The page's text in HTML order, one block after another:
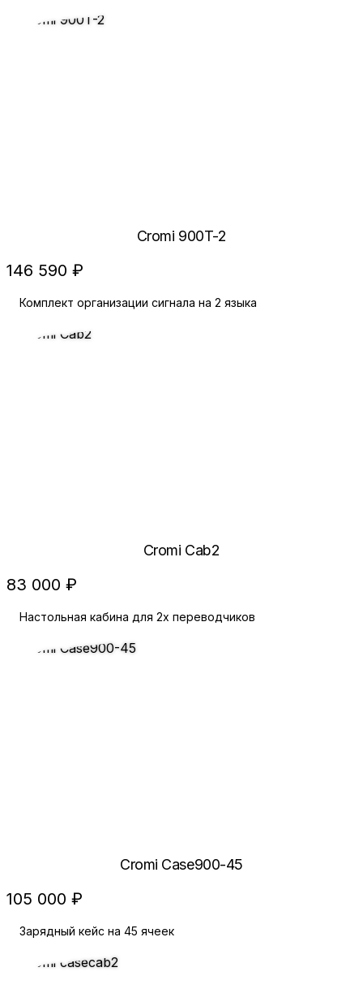
Cromi 900T-2
146 590 ₽
Комплект организации сигнала на 2 языка
Cromi Cab2
83 000 ₽
Настольная кабина для 2х переводчиков
Cromi Case900-45
105 000 ₽
Зарядный кейс на 45 ячеек